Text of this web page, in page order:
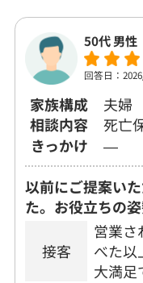
50代 男性
回答日：
家族構成
夫婦
相談内容
死亡
きっかけ
―
以前にご提案い
た。お役立ちの姿
接客
営業さ
べた以
大満足